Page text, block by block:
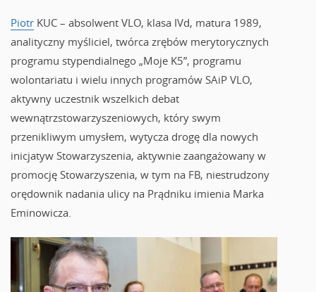
Piotr KUC – absolwent VLO, klasa IVd, matura 1989,
analityczny myśliciel, twórca zrębów merytorycznych
programu stypendialnego „Moje K5”, programu
wolontariatu i wielu innych programów SAiP VLO,
aktywny uczestnik wszelkich debat
wewnątrzstowarzyszeniowych, który swym
przenikliwym umysłem, wytycza drogę dla nowych
inicjatyw Stowarzyszenia, aktywnie zaangażowany w
promocję Stowarzyszenia, w tym na FB, niestrudzony
orędownik nadania ulicy na Prądniku imienia Marka
Eminowicza.